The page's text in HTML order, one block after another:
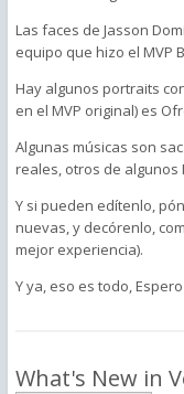
Las faces de Jasson
equipo que hizo el MVP
Hay algunos portraits
en el MVP original) es
Algunas músicas son
reales, otros de algunos
Y si pueden edítenlo,
nuevas, y decórenlo,
mejor experiencia).
Y ya, eso es todo,
What's New in